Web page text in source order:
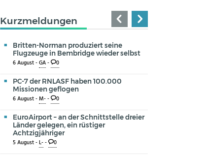
Kurzmeldungen
Britten-Norman produziert seine
Flugzeuge in Bembridge wieder selbst
6 August -GA- 0
PC-7 der RNLASF haben 100.000
Missionen geflogen
6 August -M-- 0
EuroAirport – an der Schnittstelle dreier
Länder gelegen, ein rüstiger
Achtzigjähriger
5 August -L-- 0